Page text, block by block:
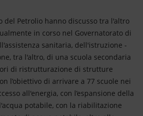
del Petrolio hanno discusso tra l'altro
in corso nel Governatorato di
sanitaria, dell'istruzione -
tra l'altro, di una scuola secondaria
di ristrutturazione di strutture
l’obiettivo di arrivare a 77 scuole nei
all'energia, con l’espansione della
potabile, con la riabilitazione